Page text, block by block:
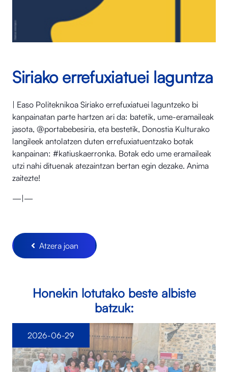
Siriako errefuxiatuei laguntza
| Easo Politeknikoa Siriako errefuxiatuei laguntzeko bi
kanpainatan parte hartzen ari da: batetik, ume-eramaileak
jasota, @portabebesiria, eta bestetik, Donostia Kulturako
langileek antolatzen duten errefuxiatuentzako botak
kanpainan: #katiuskaerronka. Botak edo ume eramaileak
utzi nahi dituenak atezaintzan bertan egin dezake. Anima
zaitezte!
—|—
Atzera joan
Honekin lotutako beste albiste
batzuk:
2026-06-29